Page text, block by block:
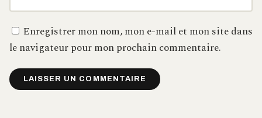
Enregistrer mon nom, mon e-mail et mon site dans
le navigateur pour mon prochain commentaire.